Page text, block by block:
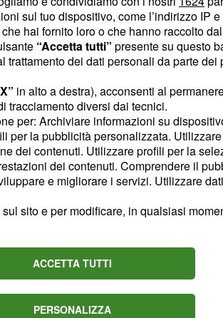
di
di ieri.
erano
sul tuo dispositivo, come l’indirizzo IP
hai fornito loro o che hanno raccolto
“Accetta tutti” presente su questo
dei dati personali da parte
in alto a destra), acconsenti al
tracciamento diversi dai tecnici.
per: Archiviare informazioni su
per la pubblicità personalizzata.
dei contenuti. Utilizzare profili per la
dei contenuti. Comprendere il
e migliorare i servizi. Utilizzare
sito e per modificare, in qualsiasi
ACCETTA TUTTI
PERSONALIZZA